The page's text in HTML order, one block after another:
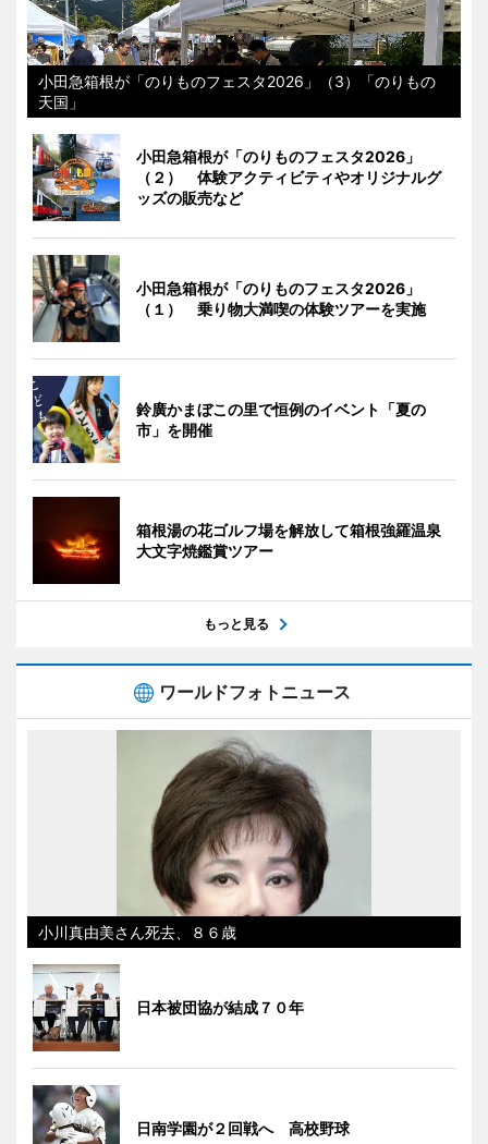
小田急箱根が「のりものフェスタ2026」（3）「のりもの
天国」
小田急箱根が「のりものフェスタ2026」
（２） 体験アクティビティやオリジナルグ
ッズの販売など
小田急箱根が「のりものフェスタ2026」
（１） 乗り物大満喫の体験ツアーを実施
鈴廣かまぼこの里で恒例のイベント「夏の
市」を開催
箱根湯の花ゴルフ場を解放して箱根強羅温泉
大文字焼鑑賞ツアー
もっと見る
ワールドフォトニュース
小川真由美さん死去、８６歳
日本被団協が結成７０年
日南学園が２回戦へ 高校野球